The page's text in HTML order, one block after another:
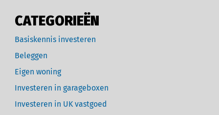
CATEGORIEËN
Basiskennis investeren
Beleggen
Eigen woning
Investeren in garageboxen
Investeren in UK vastgoed